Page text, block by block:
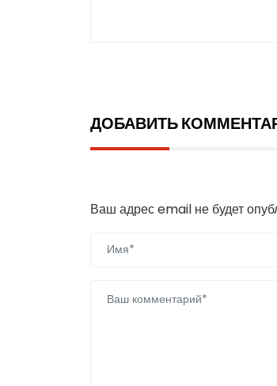
ДОБАВИТЬ
Ваш адрес email не будет